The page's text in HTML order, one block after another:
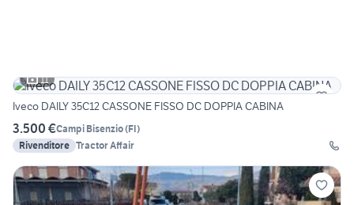
11
Iveco DAILY 35C12 CASSONE FISSO DC DOPPIA CABINA
3.500 €Campi Bisenzio(FI)
Rivenditore Tractor Affair